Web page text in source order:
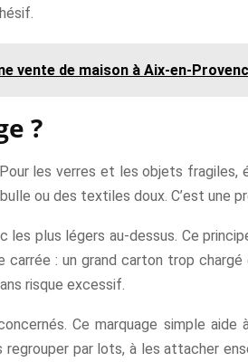
vente de maison à Aix-en-
?
les verres et les objets
ou des textiles doux. C’est une
plus légers au-dessus. Ce
: un grand carton trop
risque excessif.
Ce marquage simple
par lots, à les attacher